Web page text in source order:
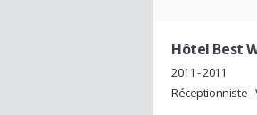
Hôtel Best
2011 - 2011
Réceptionniste -